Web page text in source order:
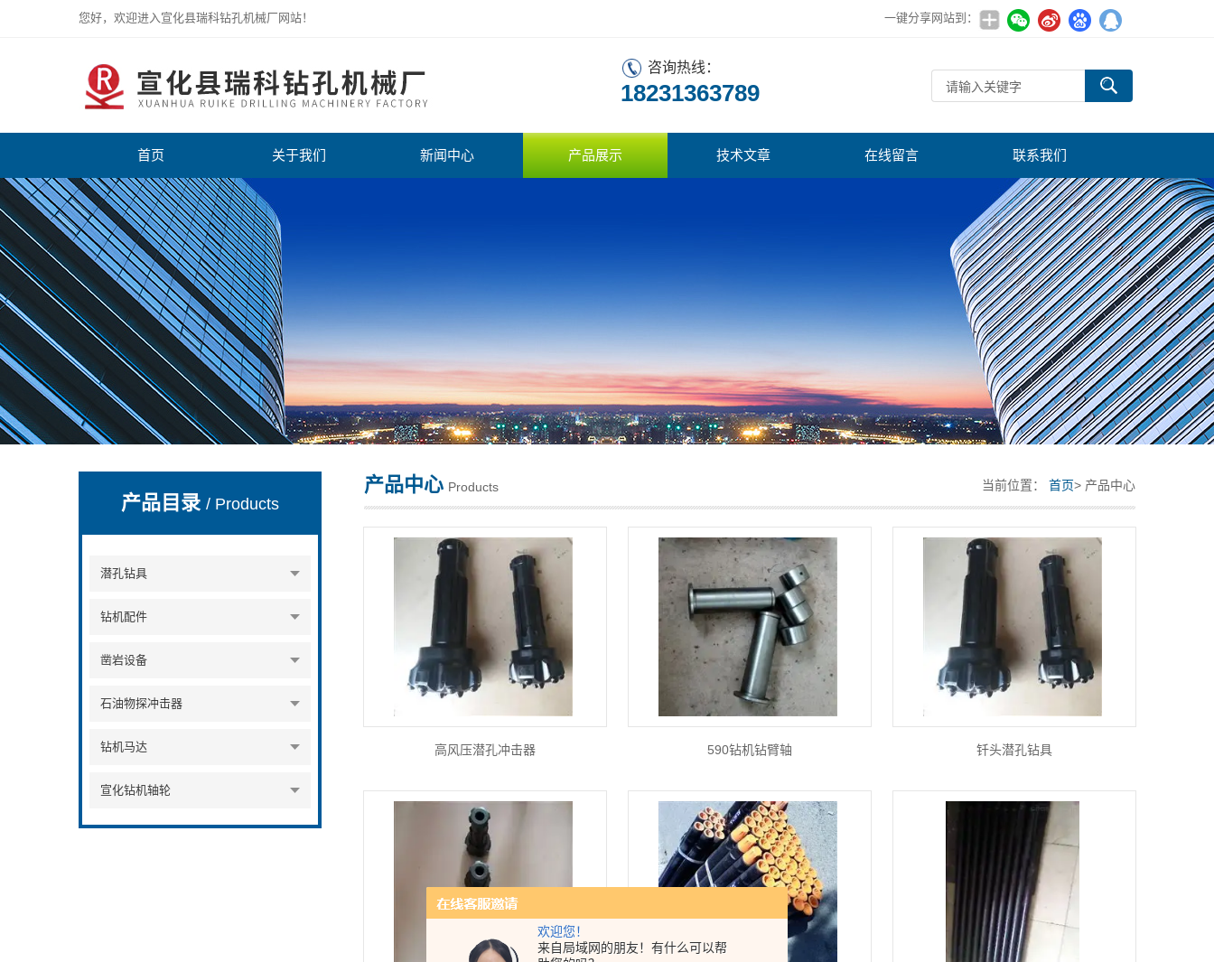
欢迎您！
来自局域网的朋友！有什么可以帮
您好，欢迎进入宣化县瑞科钻孔机械厂网站！ 一键分享网站到：
宣化县瑞科钻孔机械厂
咨询热线：
18231363789
首页 关于我们 新闻中心 产品展示 技术文章 在线留言 联系我们
产品目录/ Products
潜孔钻具
钻机配件
凿岩设备
石油物探冲击器
钻机马达
宣化钻机轴轮
产品中心 Products 当前位置： 首页> 产品中心
高风压潜孔冲击器 590钻机钻臂轴 钎头潜孔钻具